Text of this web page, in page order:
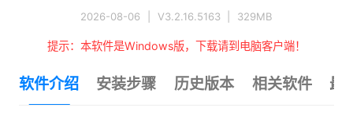
2026-08-06 V3.2.16.5163 329MB
提示：本软件是Windows版，下载请到电脑客户端！
软件介绍 安装步骤 历史版本 相关软件 最